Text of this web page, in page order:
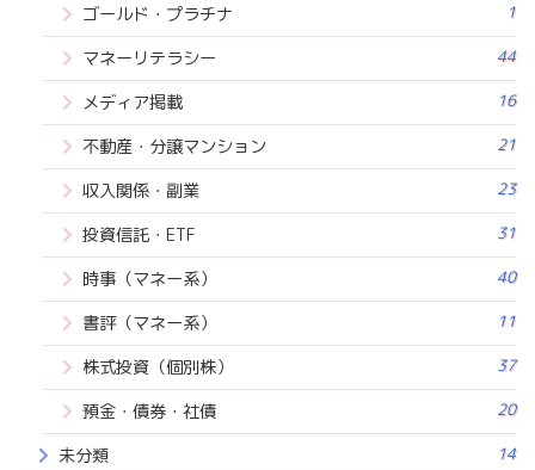
ゴールド・プラチナ 1
マネーリテラシー 44
メディア掲載 16
不動産・分譲マンション 21
収入関係・副業 23
投資信託・ETF 31
時事（マネー系） 40
書評（マネー系） 11
株式投資（個別株） 37
預金・債券・社債 20
未分類 14